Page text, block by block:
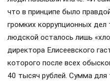
что в принципе было
громких коррупционных дел
людской осталось лишь
директора Елисеевского
которого после всех
40 тысяч рублей. Сумма